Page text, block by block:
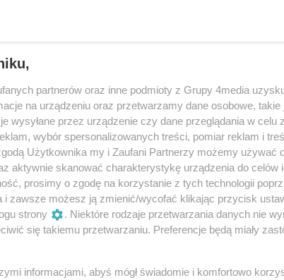
kolejnym meczem kontrolnym, tym razem z
spotkanie - dzień po ligowej inauguracji
zmierzy się z cypryjskim Anorthosisem Famagusta.
Markiewicz), Blasco (80' Stępień), Diéguez (46'
Alves (46' Żabicki (80' Baro)), Luquinhas (46'
(46' Tapsoba Balde (46' Manu)
partnerów oraz inne podmioty z Grupy 4media
na urządzeniu oraz przetwarzamy dane osobowe, takie
wysyłane przez urządzenie czy dane przeglądania w celu
wybór spersonalizowanych treści, pomiar reklam i
Użytkownika my i Zaufani Partnerzy możemy używać
aktywnie skanować charakterystykę urządzenia do celów
prosimy o zgodę na korzystanie z tych technologii
i zawsze możesz ją zmienić/wycofać klikając przycisk
strony
. Niektóre rodzaje przetwarzania danych nie
się takiemu przetwarzaniu. Preferencje będą miały
informacjami, abyś mógł świadomie i komfortowo